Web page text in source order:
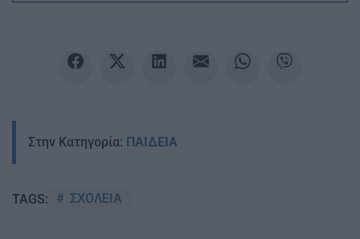
Στην Κατηγορία: ΠΑΙΔΕΙΑ
TAGS: ΣΧΟΛΕΙΑ